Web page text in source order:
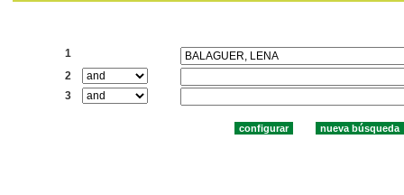
1
2
3